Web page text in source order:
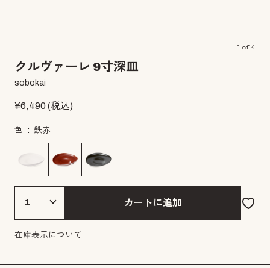
1of 4
クルヴァーレ 9寸深皿
sobokai
¥6,490(税込)
色 鉄赤
カートに追加
在庫表示について